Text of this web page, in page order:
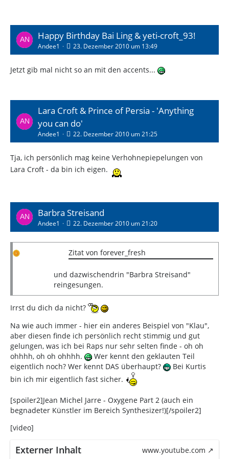
Happy Birthday Bai Ling & yeti-croft_93!
Andee1 23. Dezember 2010 um 13:49
Jetzt gib mal nicht so an mit den accents...
Lara Croft & Prince of Persia - 'Anything
you can do'
Andee1 22. Dezember 2010 um 21:25
Tja, ich persönlich mag keine Verhohnepiepelungen von
Lara Croft - da bin ich eigen.
Barbra Streisand
Andee1 22. Dezember 2010 um 21:20
Zitat von forever_fresh
und dazwischendrin "Barbra Streisand"
reingesungen.
Irrst du dich da nicht?
Na wie auch immer - hier ein anderes Beispiel von "Klau",
aber diesen finde ich persönlich recht stimmig und gut
gelungen, was ich bei Raps nur sehr selten finde - oh oh
ohhhh, oh oh ohhhh.
Wer kennt den geklauten Teil
eigentlich noch? Wer kennt DAS überhaupt?
Bei Kurtis
bin ich mir eigentlich fast sicher.
[spoiler2]Jean Michel Jarre - Oxygene Part 2 (auch ein
begnadeter Künstler im Bereich Synthesizer!)[/spoiler2]
[video]
Externer Inhalt
www.youtube.com